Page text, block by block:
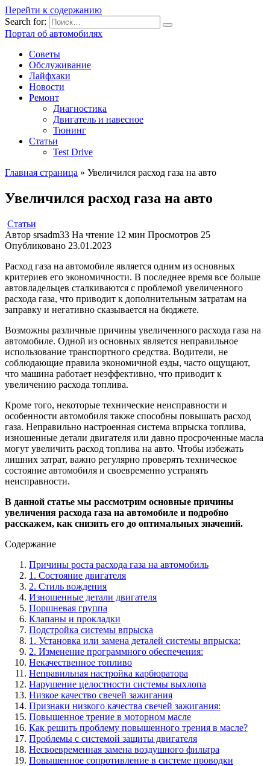
Перейти к содержанию
Search for:
Портал об автомобилях
Советы
Обслуживание
Лайфхаки
Новости
Ремонт
Диагностика
Двигатель и навесное
Тюнинг
Статьи
Test Drive
Главная страница » Увеличился расход газа на авто
Увеличился расход газа на авто
Статьи
Автор srsadm33 На чтение 12 мин Просмотров 25
Опубликовано 23.01.2023
Расход газа на автомобиле является одним из основных
критериев его экономичности. В последнее время все больше
автовладельцев сталкиваются с проблемой увеличенного
расхода газа, что приводит к дополнительным затратам на
заправку и негативно сказывается на бюджете.
Возможны различные причины увеличенного расхода газа на
автомобиле. Одной из основных является неправильное
использование транспортного средства. Водители, не
соблюдающие правила экономичной езды, часто ощущают,
что машина работает неэффективно, что приводит к
увеличению расхода топлива.
Кроме того, некоторые технические неисправности и
особенности автомобиля также способны повышать расход
газа. Неправильно настроенная система впрыска топлива,
изношенные детали двигателя или давно просроченные масла
могут увеличить расход топлива на авто. Чтобы избежать
лишних затрат, важно регулярно проверять техническое
состояние автомобиля и своевременно устранять
неисправности.
В данной статье мы рассмотрим основные причины
увеличения расхода газа на автомобиле и подробно
расскажем, как снизить его до оптимальных значений.
Содержание
Причины роста расхода газа на автомобиль
1. Состояние двигателя
2. Стиль вождения
Изношенные детали двигателя
Поршневая группа
Клапаны и прокладки
Подстройка системы впрыска
1. Установка или замена деталей системы впрыска:
2. Изменение программного обеспечения:
Некачественное топливо
Неправильная настройка карбюратора
Нарушение целостности системы выхлопа
Низкое качество свечей зажигания
Признаки низкого качества свечей зажигания:
Повышенное трение в моторном масле
Как решить проблему повышенного трения в масле?
Проблемы с системой защиты двигателя
Несвоевременная замена воздушного фильтра
Повышенное сопротивление в системе проводки